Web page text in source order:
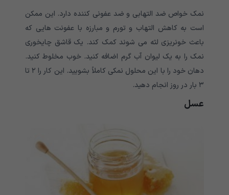
نمک خواص ضد التهابی و ضد عفونی کننده دارد. این ممکن
است به کاهش التهاب و تورم و مبارزه با عفونت هایی که
باعث خونریزی لثه می شوند کمک کند. یک قاشق چایخوری
نمک را به یک لیوان آب گرم اضافه کنید. خوب مخلوط کنید.
دهان خود را با این محلول نمکی کاملاً بشویید. این کار را ۲ تا
۳ بار در روز انجام دهید.
عسل